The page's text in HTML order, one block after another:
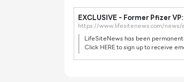
LifeSiteNews has been
Click HERE to sign up to receive